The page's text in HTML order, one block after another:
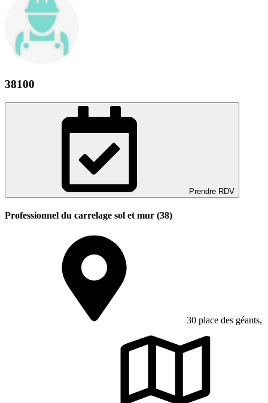
38100
Prendre RDV
Professionnel du carrelage sol et mur (38)
30 place des géants,